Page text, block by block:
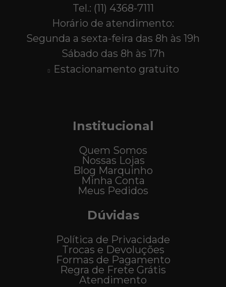
Tel.: (11) 4368-7111
Horário de atendimento:
Segunda a sexta-feira das 8h às 19h
Sábado das 8h às 17h
Estacionamento gratuito
Institucional
Quem Somos
Nossas Lojas
Blog Marquinho
Minha Conta
Meus Pedidos
Dúvidas
Política de Privacidade
Trocas e Devoluções
Formas de Pagamento
Regra de Frete Grátis
Atendimento